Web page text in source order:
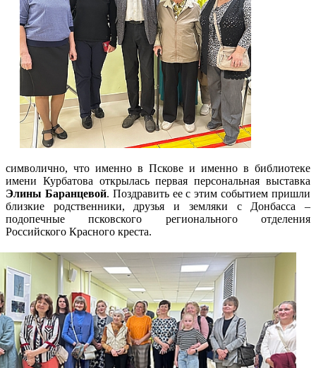
символично, что именно в Пскове и именно в библиотеке
имени Курбатова открылась первая персональная выставка
Элины Баранцевой. Поздравить ее с этим событием пришли
близкие родственники, друзья и земляки с Донбасса –
подопечные псковского регионального отделения
Российского Красного креста.